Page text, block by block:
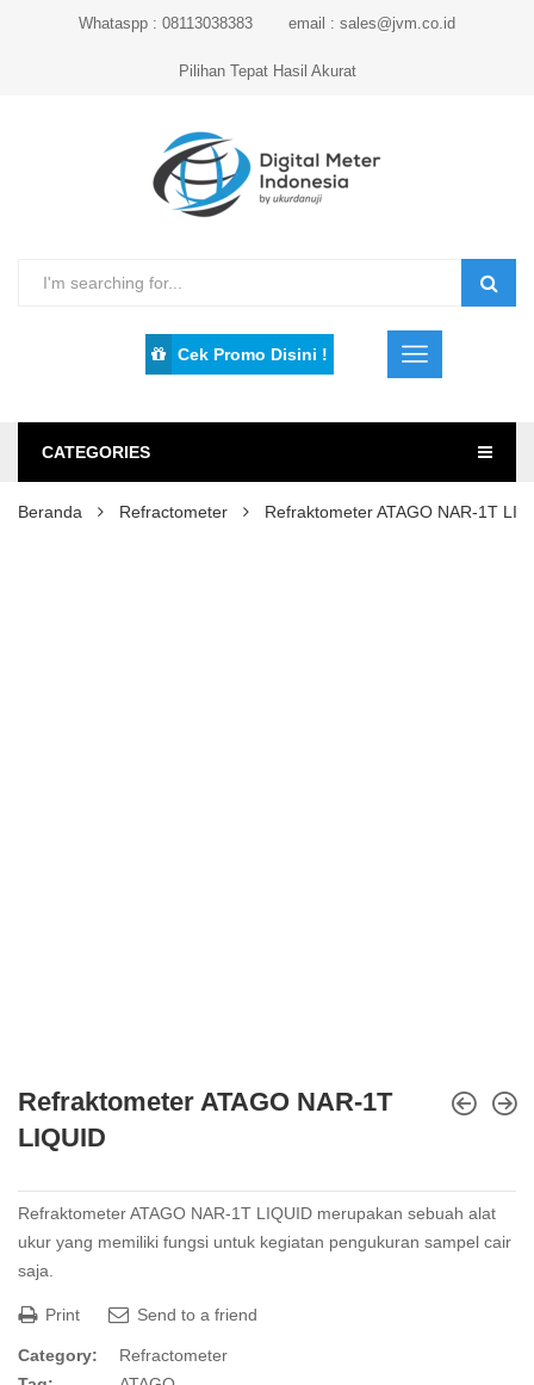
Whataspp : 08113038383 email : sales@jvm.co.id
Pilihan Tepat Hasil Akurat
Cek Promo Disini !
CATEGORIES
Beranda Refractometer Refraktometer ATAGO NAR-1T
Refraktometer ATAGO NAR-1T
LIQUID
Refraktometer ATAGO NAR-1T LIQUID merupakan sebuah alat
ukur yang memiliki fungsi untuk kegiatan pengukuran sampel cair
saja.
Print Send to a friend
Category:
Refractometer